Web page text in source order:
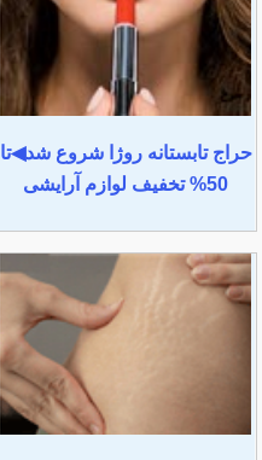
حراج تابستانه روژا شروع شد◀تا
50% تخفیف لوازم آرایشی